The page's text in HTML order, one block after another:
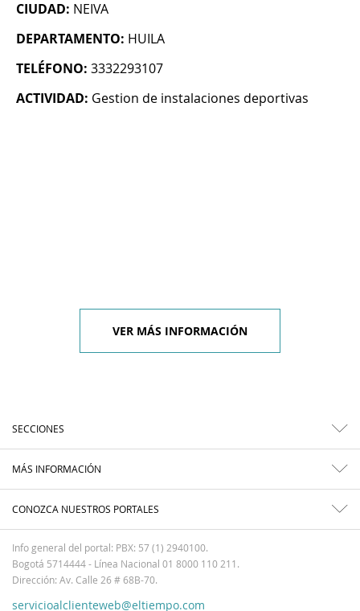
CIUDAD: NEIVA
DEPARTAMENTO: HUILA
TELÉFONO: 3332293107
ACTIVIDAD: Gestion de instalaciones deportivas
VER MÁS INFORMACIÓN
SECCIONES
MÁS INFORMACIÓN
CONOZCA NUESTROS PORTALES
Info general del portal: PBX: 57 (1) 2940100.
Bogotá 5714444 - Línea Nacional 01 8000 110 211.
Dirección: Av. Calle 26 # 68B-70.
servicioalclienteweb@eltiempo.com